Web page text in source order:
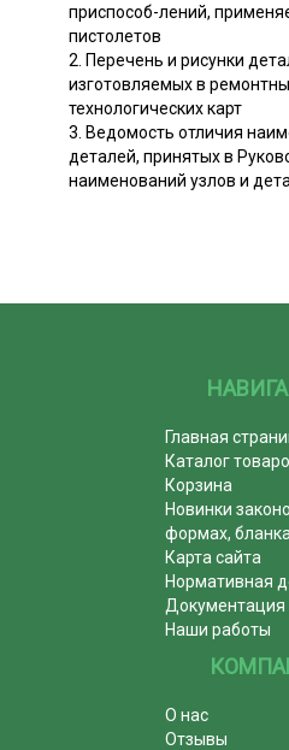
приспособ-лений,
пистолетов
2. Перечень и рисунки
изготовляемых в
технологических карт
3. Ведомость отличия
деталей, принятых в
наименований узлов и
Главная
Каталог
Корзина
Новинки
формах,
Карта сайта
Нормативная
Наши работы
О нас
Отзывы